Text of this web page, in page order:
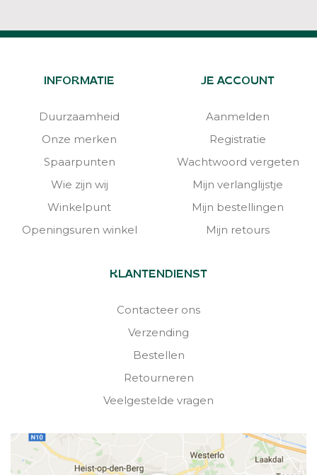
INFORMATIE
Duurzaamheid
Onze merken
Spaarpunten
Wie zijn wij
Winkelpunt
Openingsuren winkel
JE ACCOUNT
Aanmelden
Registratie
Wachtwoord vergeten
Mijn verlanglijstje
Mijn bestellingen
Mijn retours
KLANTENDIENST
Contacteer ons
Verzending
Bestellen
Retourneren
Veelgestelde vragen